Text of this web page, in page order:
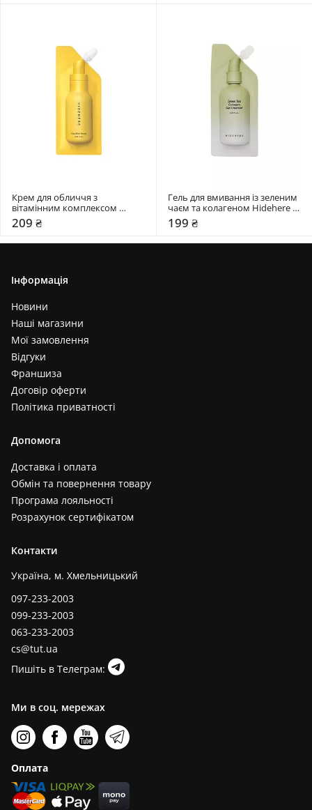
Крем для обличчя з
вітамінним комплексом
Hidehere 25 мл
209 ₴
Гель для вмивання із зеленим
чаєм та колагеном Hidehere
25 мл
199 ₴
Інформація
Новини
Наші магазини
Мої замовлення
Відгуки
Франшиза
Договір оферти
Політика приватності
Допомога
Доставка і оплата
Обмін та повернення товару
Програма лояльності
Розрахунок сертифікатом
Контакти
Україна, м. Хмельницький
097-233-2003
099-233-2003
063-233-2003
cs@tut.ua
Пишіть в Телеграм:
Ми в соц. мережах
Оплата